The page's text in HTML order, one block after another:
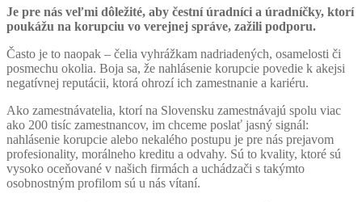
Je pre nás veľmi dôležité, aby čestní úradníci a úradníčky, ktorí
poukážu na korupciu vo verejnej správe, zažili podporu.
Často je to naopak – čelia vyhrážkam nadriadených, osamelosti či
posmechu okolia. Boja sa, že nahlásenie korupcie povedie k akejsi
negatívnej reputácii, ktorá ohrozí ich zamestnanie a kariéru.
Ako zamestnávatelia, ktorí na Slovensku zamestnávajú spolu viac
ako 200 tisíc zamestnancov, im chceme poslať jasný signál:
nahlásenie korupcie alebo nekalého postupu je pre nás prejavom
profesionality, morálneho kreditu a odvahy. Sú to kvality, ktoré sú
vysoko oceňované v našich firmách a uchádzači s takýmto
osobnostným profilom sú u nás vítaní.